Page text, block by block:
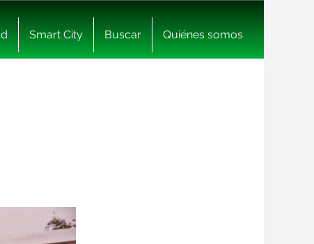
Smart City Buscar Quiénes somos